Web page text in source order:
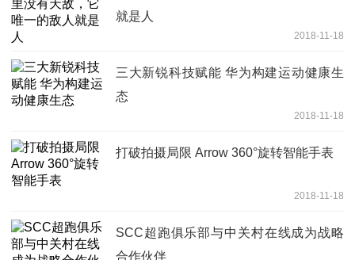
就是人
2018-11-18
三大新锐科技赋能 华为构建运动健康生
态
2018-11-18
打破拍摄局限 Arrow 360°旋转智能手表
2018-11-18
SCC超跑俱乐部与中关村在线成为战略
合作伙伴